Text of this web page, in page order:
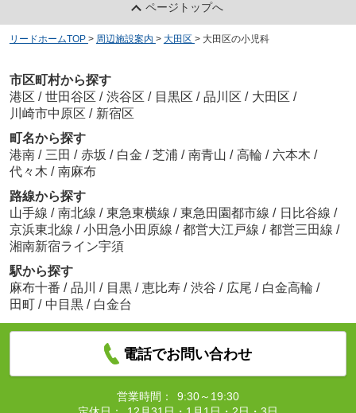
ページトップへ
リードホームTOP > 周辺施設案内 > 大田区 > 大田区の小児科
市区町村から探す
港区 / 世田谷区 / 渋谷区 / 目黒区 / 品川区 / 大田区 /
川崎市中原区 / 新宿区
町名から探す
港南 / 三田 / 赤坂 / 白金 / 芝浦 / 南青山 / 高輪 / 六本木 /
代々木 / 南麻布
路線から探す
山手線 / 南北線 / 東急東横線 / 東急田園都市線 / 日比谷線 /
京浜東北線 / 小田急小田原線 / 都営大江戸線 / 都営三田線 /
湘南新宿ライン宇須
駅から探す
麻布十番 / 品川 / 目黒 / 恵比寿 / 渋谷 / 広尾 / 白金高輪 /
田町 / 中目黒 / 白金台
電話でお問い合わせ
営業時間：
9:30～19:30